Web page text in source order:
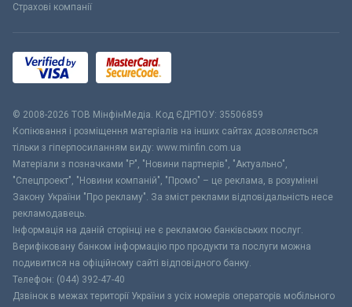
Страхові компанії
© 2008-2026 ТОВ МiнфiнМедiа. Код ЄДРПОУ: 35506859
Копіювання і розміщення матеріалів на інших сайтах дозволяється
тільки з гіперпосиланням виду: www.minfin.com.ua
Матеріали з позначками "Р", "Новини партнерів", "Актуально",
"Спецпроект", "Новини компаній", "Промо" – це реклама, в розумінні
Закону України "Про рекламу". За зміст реклами відповідальність несе
рекламодавець.
Інформація на даній сторінці не є рекламою банківських послуг.
Верифіковану банком інформацію про продукти та послуги можна
подивитися на офіційному сайті відповідного банку.
Телефон: (044) 392-47-40
Дзвінок в межах території України з усіх номерів операторів мобільного